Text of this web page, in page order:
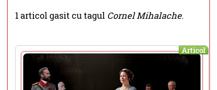
1 articol gasit cu tagul Cornel Mihalache.
Articol